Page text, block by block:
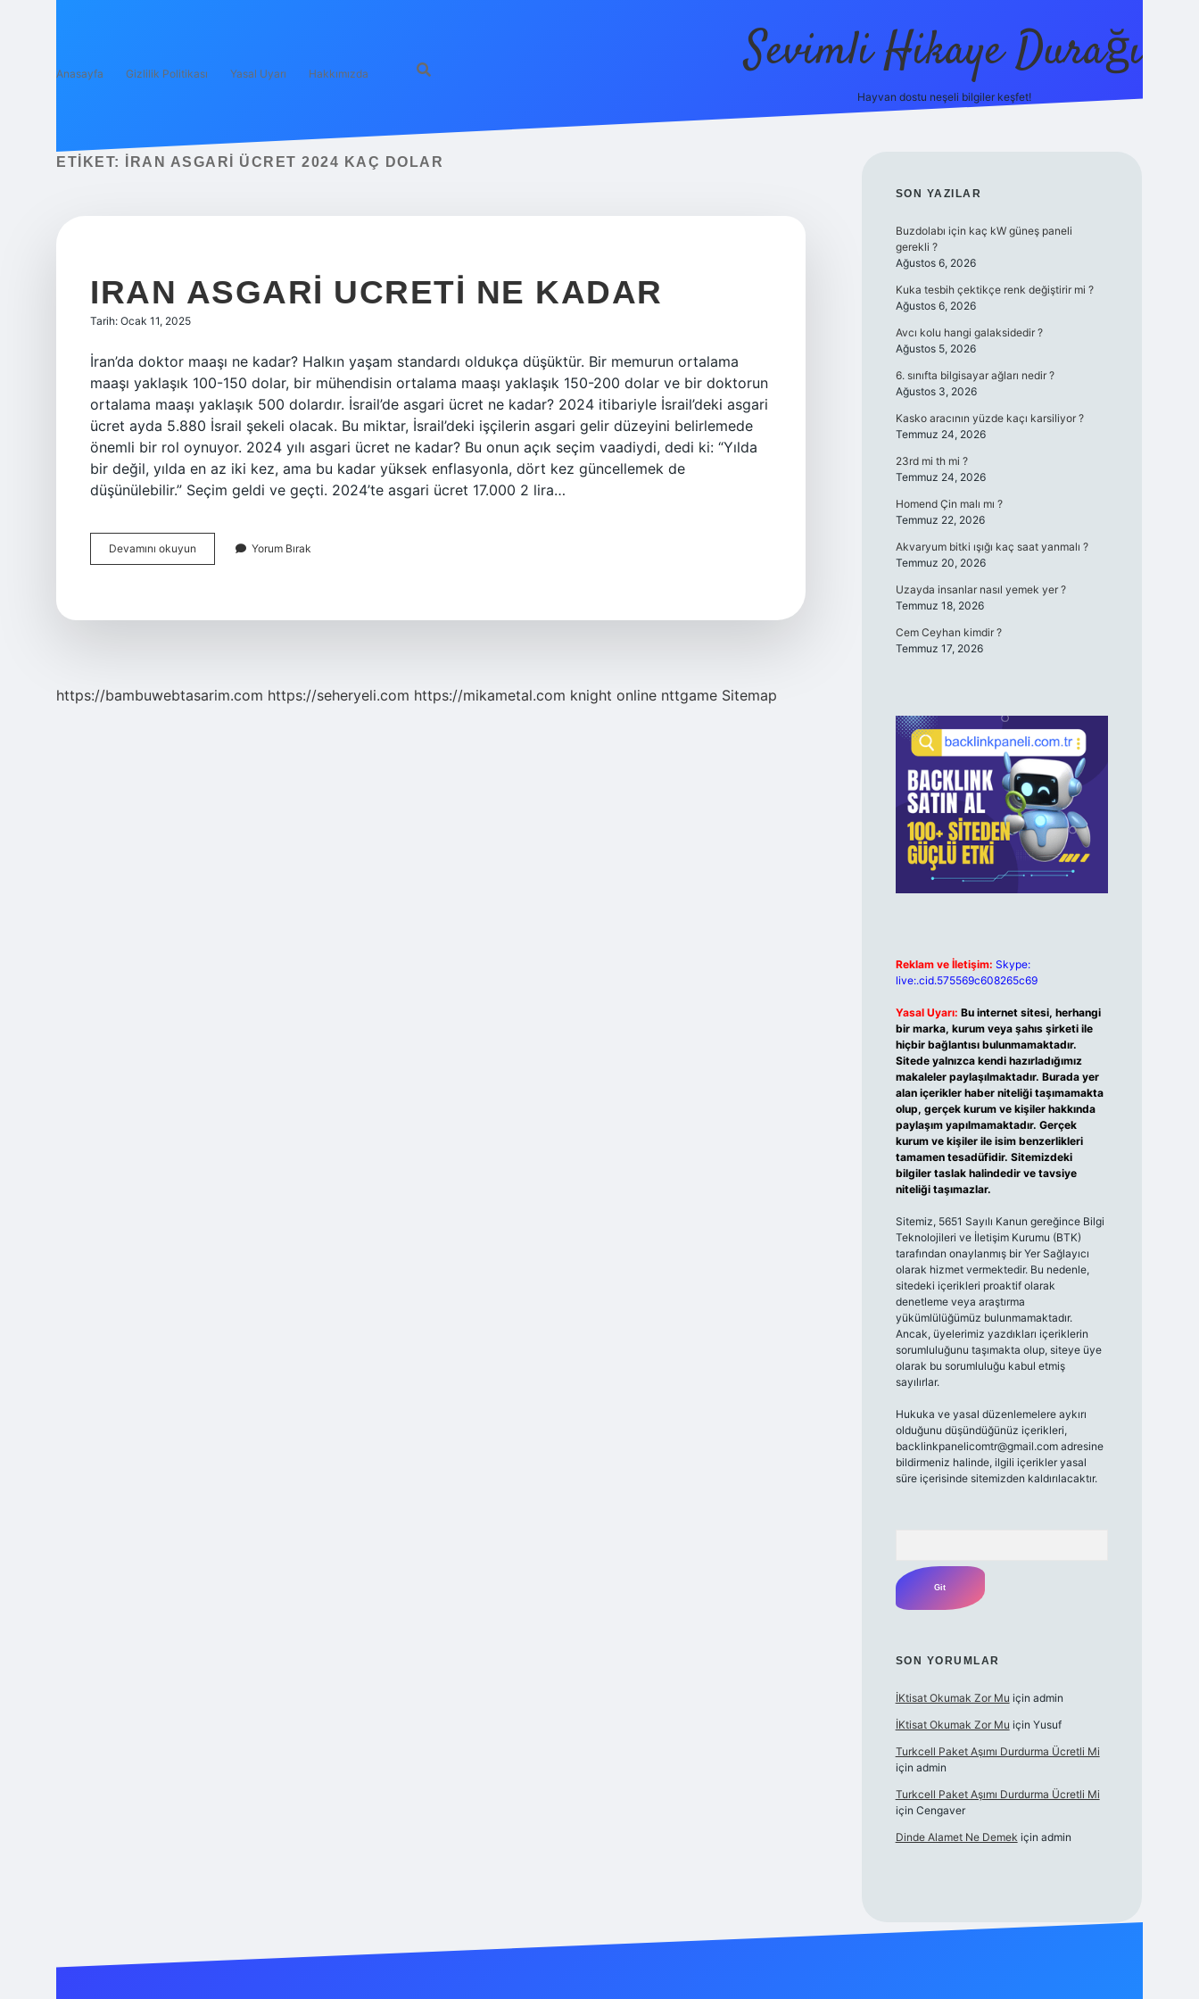
Anasayfa Gizlilik Politikası Yasal Uyarı Hakkımızda Sevimli Hikaye Durağı
Hayvan dostu neşeli bilgiler keşfet!
ETIKET: İRAN ASGARI ÜCRET 2024 KAÇ DOLAR
IRAN ASGARI UCRETI NE KADAR
Tarih: Ocak 11, 2025
İran’da doktor maaşı ne kadar? Halkın yaşam standardı oldukça düşüktür. Bir memurun ortalama
maaşı yaklaşık 100-150 dolar, bir mühendisin ortalama maaşı yaklaşık 150-200 dolar ve bir doktorun
ortalama maaşı yaklaşık 500 dolardır. İsrail’de asgari ücret ne kadar? 2024 itibariyle İsrail’deki asgari
ücret ayda 5.880 İsrail şekeli olacak. Bu miktar, İsrail’deki işçilerin asgari gelir düzeyini belirlemede
önemli bir rol oynuyor. 2024 yılı asgari ücret ne kadar? Bu onun açık seçim vaadiydi, dedi ki: “Yılda
bir değil, yılda en az iki kez, ama bu kadar yüksek enflasyonla, dört kez güncellemek de
düşünülebilir.” Seçim geldi ve geçti. 2024’te asgari ücret 17.000 2 lira…
Devamını okuyun
Asgari
Yorum Bırak
https://bambuwebtasarim.com https://seheryeli.com https://mikametal.com knight online nttgame Sitemap
SIDEBAR
SON YAZILAR
Buzdolabı için kaç kW güneş paneli
gerekli ?
Ağustos 6, 2026
Kuka tesbih çektikçe renk değiştirir mi ?
Ağustos 6, 2026
Avcı kolu hangi galaksidedir ?
Ağustos 5, 2026
6. sınıfta bilgisayar ağları nedir ?
Ağustos 3, 2026
Kasko aracının yüzde kaçı karsiliyor ?
Temmuz 24, 2026
23rd mi th mi ?
Temmuz 24, 2026
Homend Çin malı mı ?
Temmuz 22, 2026
Akvaryum bitki ışığı kaç saat yanmalı ?
Temmuz 20, 2026
Uzayda insanlar nasıl yemek yer ?
Temmuz 18, 2026
Cem Ceyhan kimdir ?
Temmuz 17, 2026
Reklam ve İletişim: Skype:
live:.cid.575569c608265c69
Yasal Uyarı: Bu internet sitesi, herhangi
bir marka, kurum veya şahıs şirketi ile
hiçbir bağlantısı bulunmamaktadır.
Sitede yalnızca kendi hazırladığımız
makaleler paylaşılmaktadır. Burada yer
alan içerikler haber niteliği taşımamakta
olup, gerçek kurum ve kişiler hakkında
paylaşım yapılmamaktadır. Gerçek
kurum ve kişiler ile isim benzerlikleri
tamamen tesadüfidir. Sitemizdeki
bilgiler taslak halindedir ve tavsiye
niteliği taşımazlar.
Sitemiz, 5651 Sayılı Kanun gereğince Bilgi
Teknolojileri ve İletişim Kurumu (BTK)
tarafından onaylanmış bir Yer Sağlayıcı
olarak hizmet vermektedir. Bu nedenle,
sitedeki içerikleri proaktif olarak
denetleme veya araştırma
yükümlülüğümüz bulunmamaktadır.
Ancak, üyelerimiz yazdıkları içeriklerin
sorumluluğunu taşımakta olup, siteye üye
olarak bu sorumluluğu kabul etmiş
sayılırlar.
Hukuka ve yasal düzenlemelere aykırı
olduğunu düşündüğünüz içerikleri,
backlinkpanelicomtr@gmail.comadresine
bildirmeniz halinde, ilgili içerikler yasal
süre içerisinde sitemizden kaldırılacaktır.
SON YORUMLAR
İKtisat Okumak Zor Mu için admin
İKtisat Okumak Zor Mu için Yusuf
Turkcell Paket Aşımı Durdurma Ücretli Mi
için admin
Turkcell Paket Aşımı Durdurma Ücretli Mi
için Cengaver
Dinde Alamet Ne Demek için admin